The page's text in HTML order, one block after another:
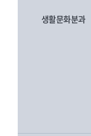
생활문화분과